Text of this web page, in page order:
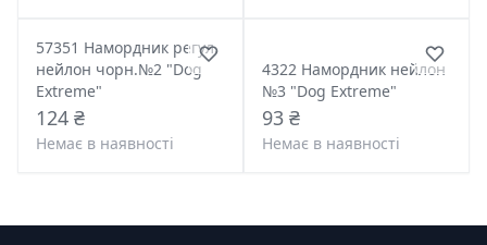
57351 Намордник регул.
нейлон чорн.№2 "Dog
Extreme"
124 ₴
Немає в наявності
4322 Намордник нейлон
№3 "Dog Extreme"
93 ₴
Немає в наявності